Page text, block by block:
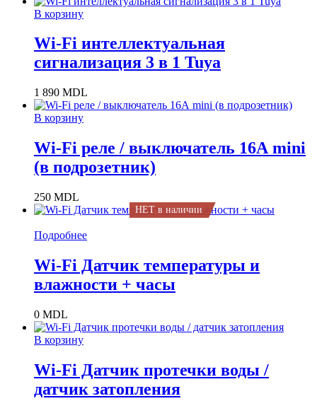
В корзину
Wi-Fi интеллектуальная
сигнализация 3 в 1 Tuya
1 890 MDL
В корзину
Wi-Fi реле / выключатель 16А mini
(в подрозетник)
250 MDL
НЕТ в наличии
Подробнее
Wi-Fi Датчик температуры и
влажности + часы
0 MDL
В корзину
Wi-Fi Датчик протечки воды /
датчик затопления